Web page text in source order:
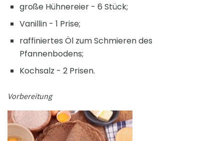
große Hühnereier - 6 Stück;
Vanillin - 1 Prise;
raffiniertes Öl zum Schmieren des
Pfannenbodens;
Kochsalz - 2 Prisen.
Vorbereitung